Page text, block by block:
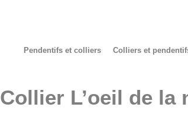
Pendentifs et colliers Colliers et
Collier L’oeil de la